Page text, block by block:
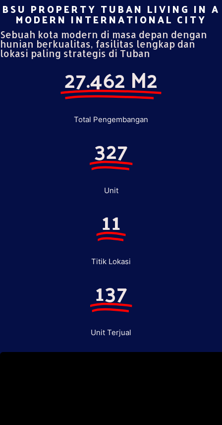
BSU PROPERTY TUBAN LIVING IN A
MODERN INTERNATIONAL CITY​
Sebuah kota modern di masa depan dengan
hunian berkualitas, fasilitas lengkap dan
lokasi paling strategis di Tuban
27.462 M2
Total Pengembangan
327
Unit
11
Titik Lokasi
137
Unit Terjual